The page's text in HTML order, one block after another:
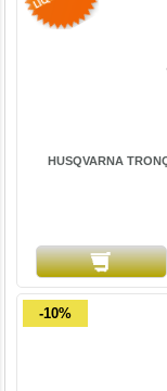
HUSQVARNA
-10%